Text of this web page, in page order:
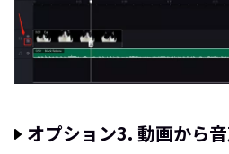
オプション3. 動画から